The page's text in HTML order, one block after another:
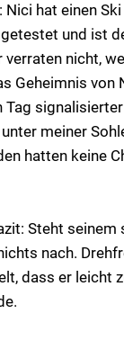
Nici hat einen
und ist
nicht,
Geheimnis von
Tag
meiner
hatten keine
Steht seinem
nach.
dass er leicht